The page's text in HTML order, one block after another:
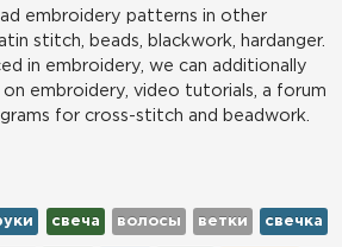
embroidery patterns in other
stitch, beads, blackwork, hardanger.
in embroidery, we can additionally
embroidery, video tutorials, a forum
for cross-stitch and beadwork.
свеча волосы ветки свечка